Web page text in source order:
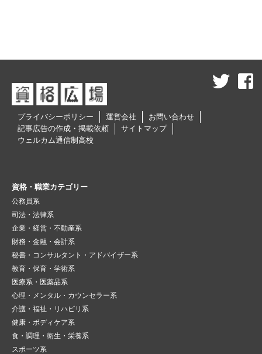
プライバシーポリシー 運営会社
お問い合わせ
記事広告の作成・掲載依頼
サイトマップ
ウェルカム通信制高校
資格・職業カテゴリー
公務員系
司法・法律系
企業・経営・不動産系
財務・金融・会計系
秘書・コンサルタント・アドバイザー系
教育・保育・学術系
医療系・医薬品系
心理・メンタル・カウンセラー系
介護・福祉・リハビリ系
健康・ボディケア系
食・調理・衛生・栄養系
スポーツ系